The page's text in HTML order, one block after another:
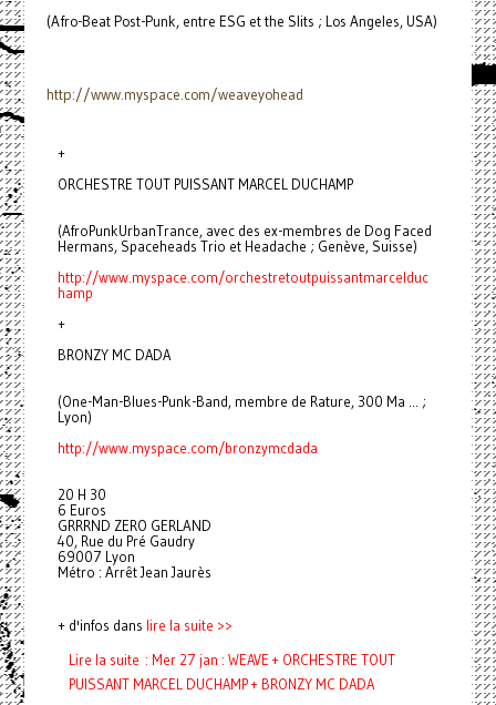
(Afro-Beat Post-Punk, entre ESG et the Slits ; Los Angeles, USA)
http://www.myspace.com/weaveyohead
+
ORCHESTRE TOUT PUISSANT MARCEL DUCHAMP
(AfroPunkUrbanTrance, avec des ex-membres de Dog Faced
Hermans, Spaceheads Trio et Headache ; Genève, Suisse)
http://www.myspace.com/orchestretoutpuissantmarcelduc
hamp
+
BRONZY MC DADA
(One-Man-Blues-Punk-Band, membre de Rature, 300 Ma ... ;
Lyon)
http://www.myspace.com/bronzymcdada
20 H 30
6 Euros
GRRRND ZERO GERLAND
40, Rue du Pré Gaudry
69007 Lyon
Métro : Arrêt Jean Jaurès
+ d'infos dans lire la suite >>
Lire la suite : Mer 27 jan : WEAVE + ORCHESTRE TOUT
PUISSANT MARCEL DUCHAMP + BRONZY MC DADA